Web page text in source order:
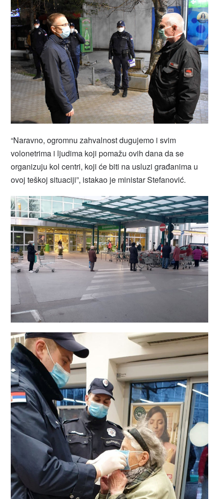
“Naravno, ogromnu zahvalnost dugujemo i svim
volonetrima i ljudima koji pomažu ovih dana da se
organizuju kol centri, koji će biti na usluzi građanima u
ovoj teškoj situaciji”, istakao je ministar Stefanović.